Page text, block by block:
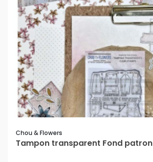
Chou & Flowers
Tampon transparent Fond